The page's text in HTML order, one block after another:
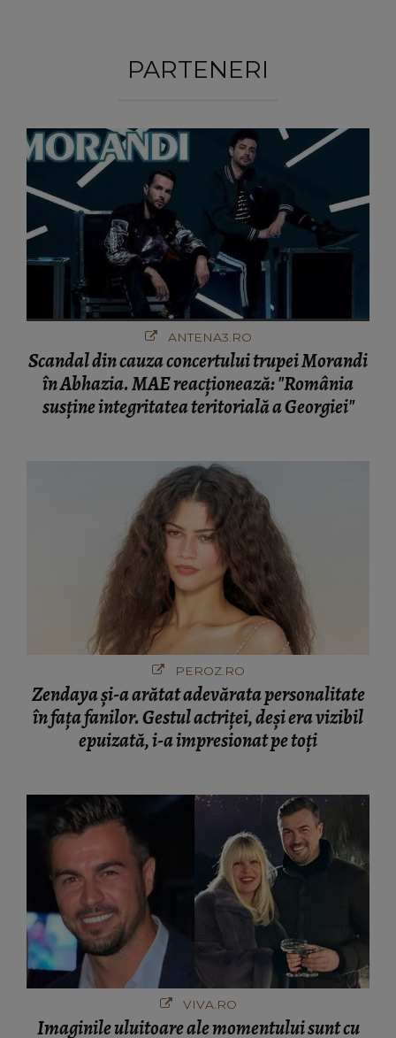
PARTENERI
ANTENA3.RO
Scandal din cauza concertului trupei Morandi
în Abhazia. MAE reacționează: "România
susține integritatea teritorială a Georgiei"
PEROZ.RO
Zendaya și-a arătat adevărata personalitate
în fața fanilor. Gestul actriței, deși era vizibil
epuizată, i-a impresionat pe toți
VIVA.RO
Imaginile uluitoare ale momentului sunt cu